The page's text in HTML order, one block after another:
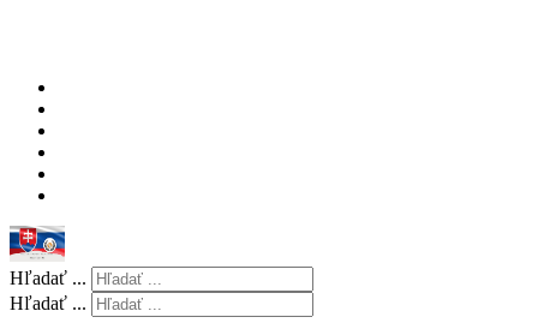
Hľadať ...
Hľadať ...